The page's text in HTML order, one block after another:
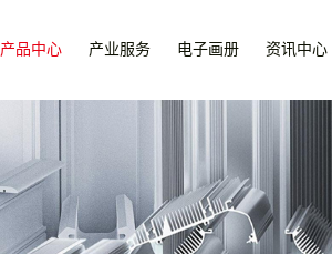
产品中心 产业服务 电子画册 资讯中心